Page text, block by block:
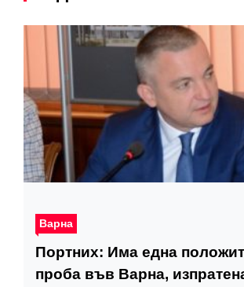
Варна
Портних: Има една
проба във Варна,